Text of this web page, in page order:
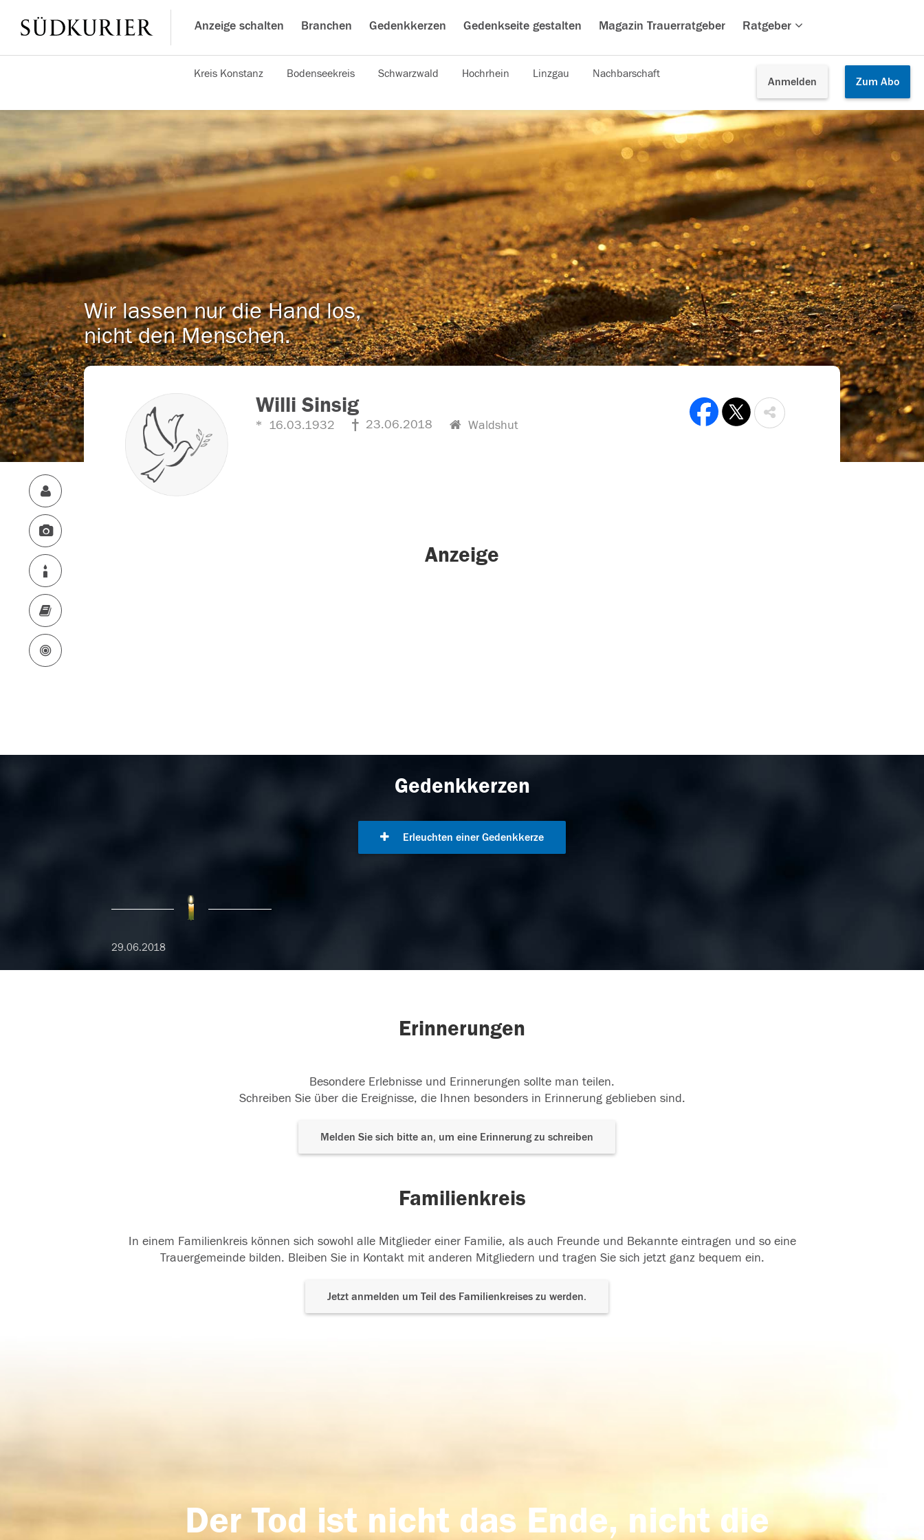
Anzeige schalten Branchen Gedenkkerzen Gedenkseite gestalten Magazin Trauerratgeber Ratgeber
Anmelden Zum Abo
Kreis Konstanz Bodenseekreis Schwarzwald Hochrhein Linzgau Nachbarschaft
Wir lassen nur die Hand los,
nicht den Menschen.
Willi Sinsig
16.03.1932 23.06.2018 Waldshut
Anzeige
Gedenkkerzen
Erleuchten einer Gedenkkerze
29.06.2018
Erinnerungen
Besondere Erlebnisse und Erinnerungen sollte man teilen.
Schreiben Sie über die Ereignisse, die Ihnen besonders in Erinnerung geblieben sind.
Melden Sie sich bitte an, um eine Erinnerung zu schreiben
Familienkreis
In einem Familienkreis können sich sowohl alle Mitglieder einer Familie, als auch Freunde und Bekannte eintragen und so eine
Trauergemeinde bilden. Bleiben Sie in Kontakt mit anderen Mitgliedern und tragen Sie sich jetzt ganz bequem ein.
Jetzt anmelden um Teil des Familienkreises zu werden.
Der Tod ist nicht das Ende, nicht die